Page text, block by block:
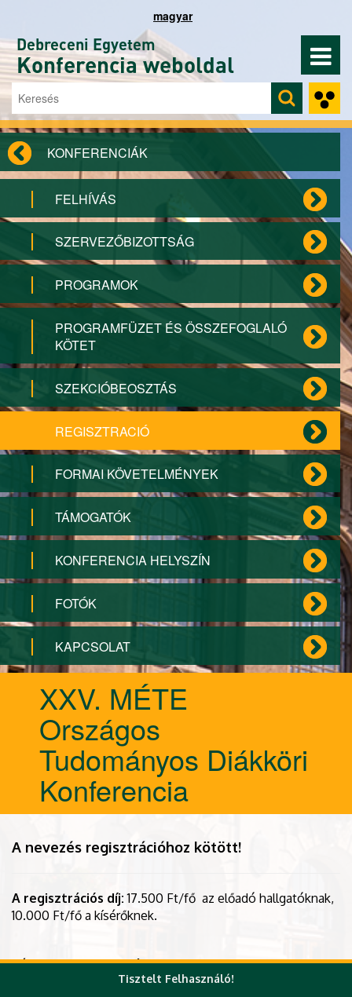
magyar
Debreceni Egyetem
Konferencia weboldal
Keresés űrlap
Keresés
KONFERENCIÁK
FELHÍVÁS
SZERVEZŐBIZOTTSÁG
PROGRAMOK
PROGRAMFÜZET ÉS ÖSSZEFOGLALÓ
KÖTET
SZEKCIÓBEOSZTÁS
REGISZTRACIÓ
FORMAI KÖVETELMÉNYEK
TÁMOGATÓK
KONFERENCIA HELYSZÍN
FOTÓK
KAPCSOLAT
XXV. MÉTE
Országos
Tudományos Diákköri
Konferencia
A nevezés regisztrációhoz kötött!
A regisztrációs díj:17.500 Ft/fő az előadó hallgatóknak,
10.000 Ft/fő a kísérőknek.
Kérjük, hogy2024. március 08-igamete24@agr.unide
címre küldjék meg az alábbiakat:
Tisztelt Felhasználó!